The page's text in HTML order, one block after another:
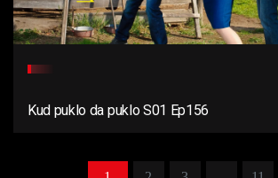
Kud puklo da puklo S01 Ep156